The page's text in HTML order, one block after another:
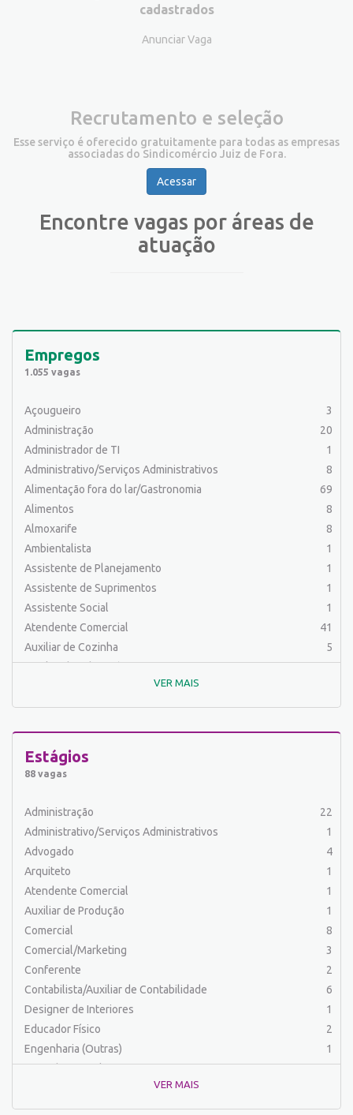
cadastrados
Anunciar Vaga
Recrutamento e seleção
Esse serviço é oferecido gratuitamente para todas as empresas
associadas do Sindicomércio Juiz de Fora.
Acessar
Encontre vagas por áreas de
atuação
Empregos
1.055 vagas
Açougueiro
3
Administração
20
Administrador de TI
1
Administrativo/Serviços Administrativos
8
Alimentação fora do lar/Gastronomia
69
Alimentos
8
Almoxarife
8
Ambientalista
1
Assistente de Planejamento
1
Assistente de Suprimentos
1
Assistente Social
1
Atendente Comercial
41
Auxiliar de Cozinha
5
Auxiliar de Laboratório
2
Auxiliar de Manutenção Predial
Auxiliar de Mecânica
1
Auxiliar de Serviços
Barman
Cabeleireiro
Caixa Bancário/Operador de Caixa
Carregador/Ajudante Carga e Descarga
Comercial
Comercial/Marketing
Comprador
Contabilista/Auxiliar de Contabilidade
Costureira/Costureiro Industrial
Cozinha/ Pizzaiolo
Cozinheiro
Cuidador de Crianças e Idosos
Desenvolvedor de Sistema
Designer Gráfico
1
VER MAIS
Estágios
88 vagas
Administração
22
Administrativo/Serviços Administrativos
1
Advogado
4
Arquiteto
1
Atendente Comercial
1
Auxiliar de Produção
1
Comercial
8
Comercial/Marketing
3
Conferente
2
Contabilista/Auxiliar de Contabilidade
6
Designer de Interiores
1
Educador Físico
2
Engenharia (Outras)
1
Engenharia Civil
1
Engenharia Elétrica e Eletrônica
1
VER MAIS